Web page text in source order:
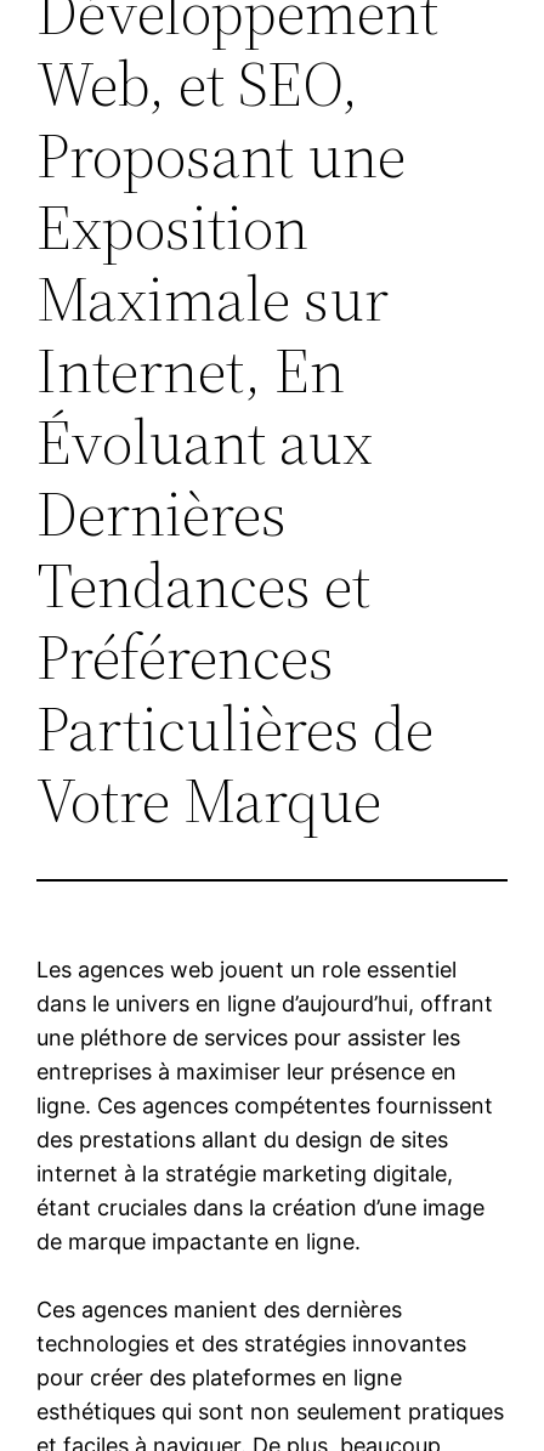
Web, et SEO,
Proposant une
Exposition
Maximale sur
Internet, En
Évoluant aux
Dernières
Tendances et
Préférences
Particulières de
Votre Marque
Les agences web jouent un role essentiel
dans le univers en ligne d’aujourd’hui, offrant
une pléthore de services pour assister les
entreprises à maximiser leur présence en
ligne. Ces agences compétentes fournissent
des prestations allant du design de sites
internet à la stratégie marketing digitale,
étant cruciales dans la création d’une image
de marque impactante en ligne.
Ces agences manient des dernières
technologies et des stratégies innovantes
pour créer des plateformes en ligne
esthétiques qui sont non seulement pratiques
et faciles à naviguer. De plus, beaucoup